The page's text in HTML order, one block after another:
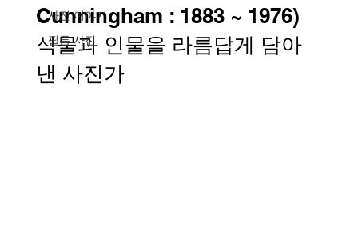
사진 이야기
필름 사진
Cunningham : 1883 ~ 1976)
식물과 인물을 라름답게 담아
낸 사진가